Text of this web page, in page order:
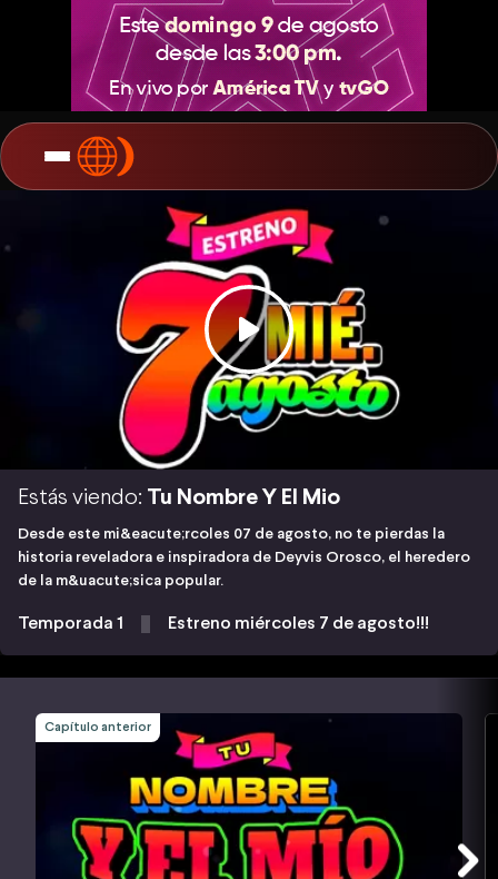
Estás viendo: Tu Nombre Y El Mio
Desde este mi&eacute;rcoles 07 de agosto, no te pierdas la
historia reveladora e inspiradora de Deyvis Orosco, el heredero
de la m&uacute;sica popular.
Temporada 1 Estreno miércoles 7 de agosto!!!
Capítulo anterior